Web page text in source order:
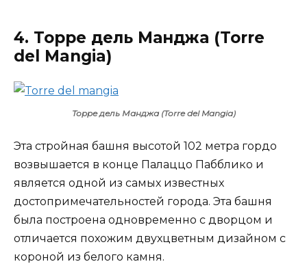
4. Торре дель Манджа (Torre
del Mangia)
Торре дель Манджа (Torre del Mangia)
Эта стройная башня высотой 102 метра гордо
возвышается в конце Палаццо Пабблико и
является одной из самых известных
достопримечательностей города. Эта башня
была построена одновременно с дворцом и
отличается похожим двухцветным дизайном с
короной из белого камня.